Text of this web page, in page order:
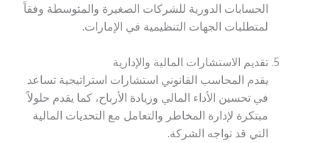
الحسابات الدورية للشركات الصغيرة والمتوسطة وفقاً
لمتطلبات الجهات التنظيمية في الإمارات.
تقديم الاستشارات المالية والإدارية
يقدم المحاسب القانوني استشارات استراتيجية تساعد
في تحسين الأداء المالي وزيادة الأرباح، كما يقدم حلولاً
مبتكرة لإدارة المخاطر والتعامل مع التحديات المالية
التي قد تواجه الشركة.